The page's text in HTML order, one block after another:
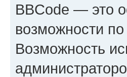
BBCode — это
возможности
Возможность